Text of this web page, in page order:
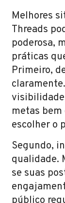
Melhores
Threads
poderosa,
práticas
Primeiro,
metas
escolher o
Segundo,
qualidade.
se suas